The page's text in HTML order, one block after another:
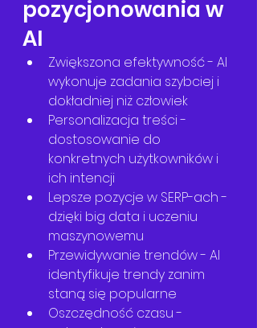
pozycjonowania w
AI
Zwiększona efektywność - AI
wykonuje zadania szybciej i
dokładniej niż człowiek
Personalizacja treści -
dostosowanie do
konkretnych użytkowników i
ich intencji
Lepsze pozycje w SERP-ach -
dzięki big data i uczeniu
maszynowemu
Przewidywanie trendów - AI
identyfikuje trendy zanim
staną się popularne
Oszczędność czasu -